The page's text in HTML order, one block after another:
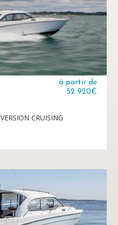
à partir de
52 920€
VERSION CRUISING